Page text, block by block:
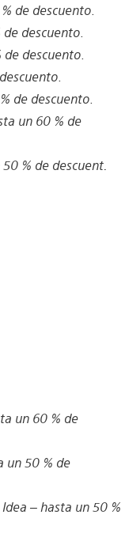
de descuento
de descuento
de descuento
de descuento
un 60 % de
% de descuent.
un 60 % de
un 50 % de
– hasta un 50 %